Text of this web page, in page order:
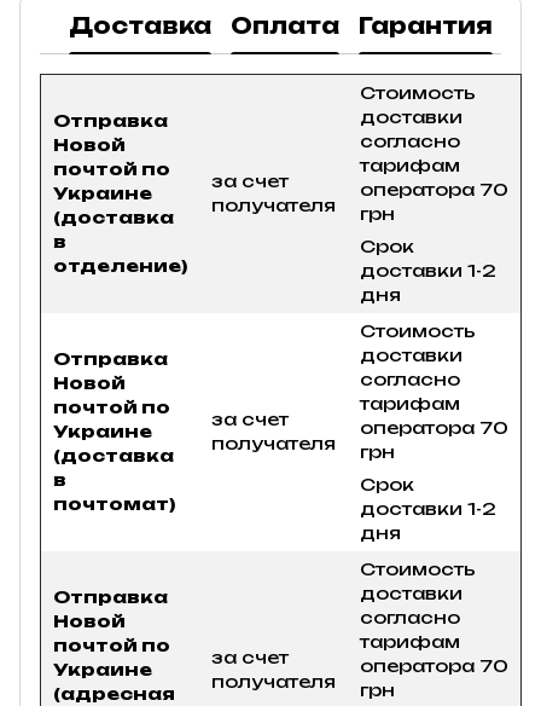
Доставка Оплата Гарантия
Отправка
Новой
почтой по
Украине
(доставка
в
отделение)
за счет
получателя
Стоимость
доставки
согласно
тарифам
оператора 70
грн
Срок
доставки 1-2
дня
Отправка
Новой
почтой по
Украине
(доставка
в
почтомат)
за счет
получателя
Стоимость
доставки
согласно
тарифам
оператора 70
грн
Срок
доставки 1-2
дня
Отправка
Новой
почтой по
Украине
(адресная
за счет
получателя
Стоимость
доставки
согласно
тарифам
оператора 70
грн